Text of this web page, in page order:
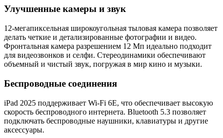
Улучшенные камеры и звук
12-мегапиксельная широкоугольная тыловая камера позволяет
делать четкие и детализированные фотографии и видео.
Фронтальная камера разрешением 12 Мп идеально подходит
для видеозвонков и селфи. Стереодинамики обеспечивают
объемный и чистый звук, погружая в мир кино и музыки.
Беспроводные соединения
iPad 2025 поддерживает Wi-Fi 6E, что обеспечивает высокую
скорость беспроводного интернета. Bluetooth 5.3 позволяет
подключать беспроводные наушники, клавиатуры и другие
аксессуары.